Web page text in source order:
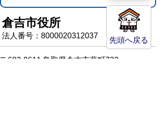
先頭へ戻る
倉吉市役所
法人番号：8000020312037
〒682-8611 鳥取県倉吉市葵町722